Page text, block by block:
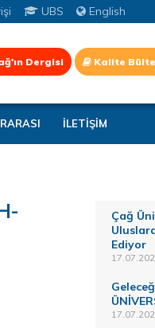
UBS English
Dergisi Kalite
İLETİŞİM
Çağ
Ediyor